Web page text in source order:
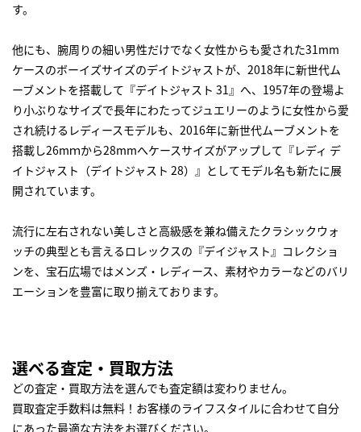
す。
他にも、腕周りの細い男性だけでなく女性からも愛された31mm
ケースのボーイズサイズのデイトジャストが、2018年に新世代ム
ーブメントを搭載して『デイトジャスト 31』へ、1957年の登場よ
り小ぶりなサイズで長年にわたってジュエリーのように女性から愛
され続けるレディースモデルも、2016年に新世代ムーブメントを
搭載し26mｍから28mmへケースサイズがアップして『レディ デ
イトジャスト（デイトジャスト 28）』としてモデル名も新たに展
開されています。
流行に左右されない美しさと高級感を兼ね備えたクラシックウォ
ッチの典型とも言えるロレックスの『デイジャスト』コレクショ
ンを、宝石広場ではメンズ・レディース、素材やカラーなどのバリ
エーションを豊富に取り揃えております。
選べる査定・買取方法
どの査定・買取方法を選んでも査定額は変わりません。
買取査定手数料は無料！お客様のライフスタイルに合わせて自分
にあった最適な方法をお選びください。